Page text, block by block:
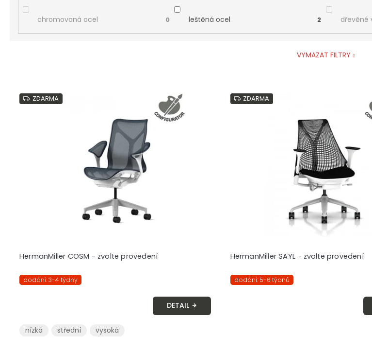
chromovaná ocel 0 leštěná ocel 2 dřevěné
VYMAZAT FILTRY
ZDARMA
HermanMiller COSM - zvolte provedení
dodání: 3-4 týdny
DETAIL
nízká střední vysoká
ZDARMA
HermanMiller SAYL - zvolte provedení
dodání: 5-6 týdnů